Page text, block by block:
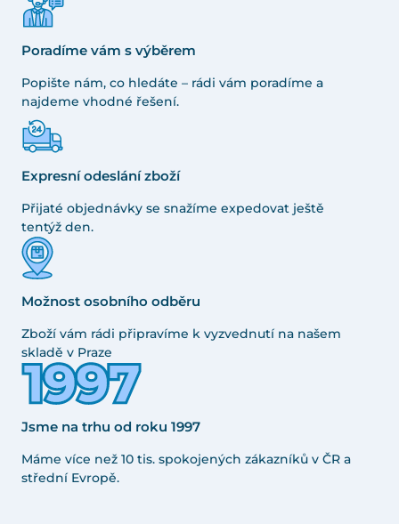
Poradíme vám s výběrem
Popište nám, co hledáte – rádi vám poradíme a
najdeme vhodné řešení.
Expresní odeslání zboží
Přijaté objednávky se snažíme expedovat ještě
tentýž den.
Možnost osobního odběru
Zboží vám rádi připravíme k vyzvednutí na našem
skladě v Praze
Jsme na trhu od roku 1997
Máme více než 10 tis. spokojených zákazníků v ČR a
střední Evropě.